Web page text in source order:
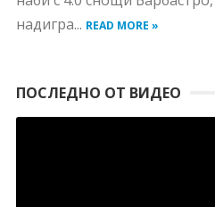
надигра... READ MORE »
ПОСЛЕДНО ОТ ВИДЕО